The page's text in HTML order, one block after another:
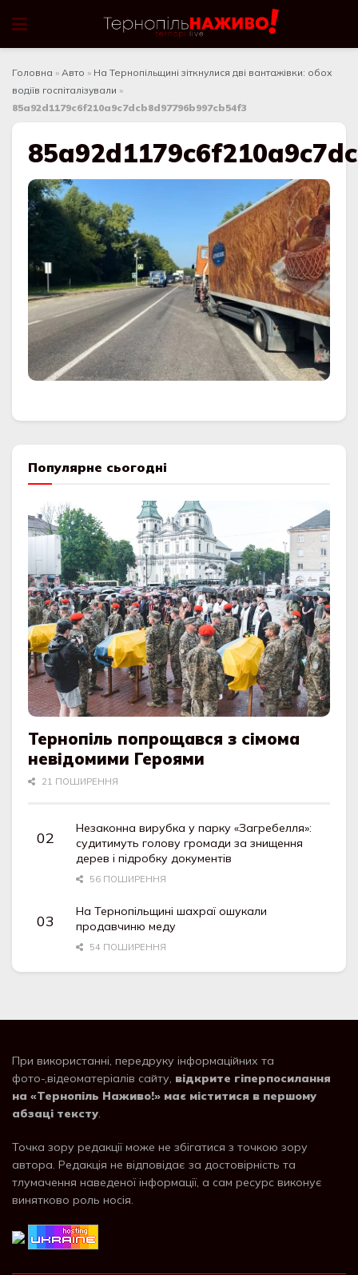
Головна » Авто » На Тернопільщині зіткнулися дві вантажівки: обох
водіїв госпіталізували »
85a92d1179c6f210a9c7dcb8d97796b997cb54f3
Популярне сьогодні
Тернопіль попрощався з сімома
невідомими Героями
21 ПОШИРЕННЯ
Незаконна вирубка у парку «Загребелля»:
судитимуть голову громади за знищення
дерев і підробку документів
56 ПОШИРЕННЯ
На Тернопільщині шахраї ошукали
продавчиню меду
54 ПОШИРЕННЯ
При використанні, передруку інформаційних та
фото-,відеоматеріалів сайту, відкрите гіперпосилання
на «Тернопіль Наживо!» має міститися в першому
абзаці тексту.
Точка зору редакції може не збігатися з точкою зору
автора. Редакція не відповідає за достовірність та
тлумачення наведеної інформації, а сам ресурс виконує
винятково роль носія.